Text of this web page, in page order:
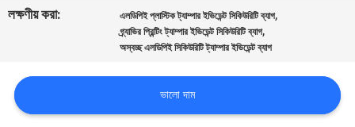
উদ্ধৃতির
আবেদন
লক্ষণীয় করা:
এলডিপিই প্লাস্টিক ট্যাম্পার ইভিডেন্ট সিকিউরিটি ব্যাগ,
গ্র্যাভির প্রিন্টিং ট্যাম্পার ইভিডেন্ট সিকিউরিটি ব্যাগ,
অস্বচ্ছ এলডিপিই সিকিউরিটি ট্যাম্পার ইভিডেন্ট ব্যাগ
ভালো দাম